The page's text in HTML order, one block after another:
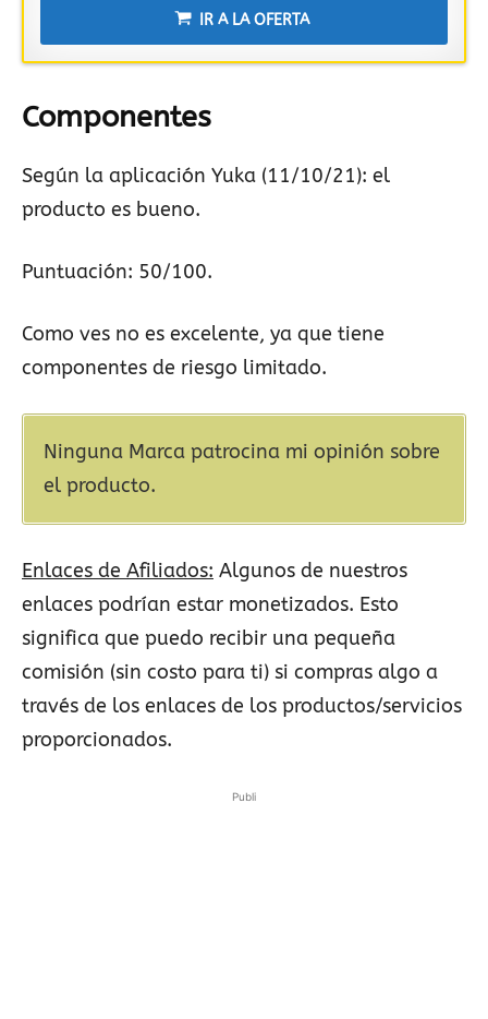
IR A LA OFERTA
Componentes
Según la aplicación Yuka (11/10/21): el
producto es bueno.
Puntuación: 50/100.
Como ves no es excelente, ya que tiene
componentes de riesgo limitado.
Ninguna Marca patrocina mi opinión sobre
el producto.
Enlaces de Afiliados: Algunos de nuestros
enlaces podrían estar monetizados. Esto
significa que puedo recibir una pequeña
comisión (sin costo para ti) si compras algo a
través de los enlaces de los productos/servicios
proporcionados.
Publi